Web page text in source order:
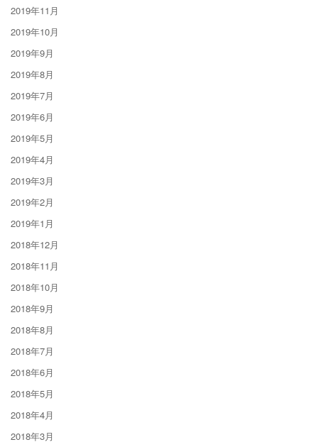
2019年11月
2019年10月
2019年9月
2019年8月
2019年7月
2019年6月
2019年5月
2019年4月
2019年3月
2019年2月
2019年1月
2018年12月
2018年11月
2018年10月
2018年9月
2018年8月
2018年7月
2018年6月
2018年5月
2018年4月
2018年3月